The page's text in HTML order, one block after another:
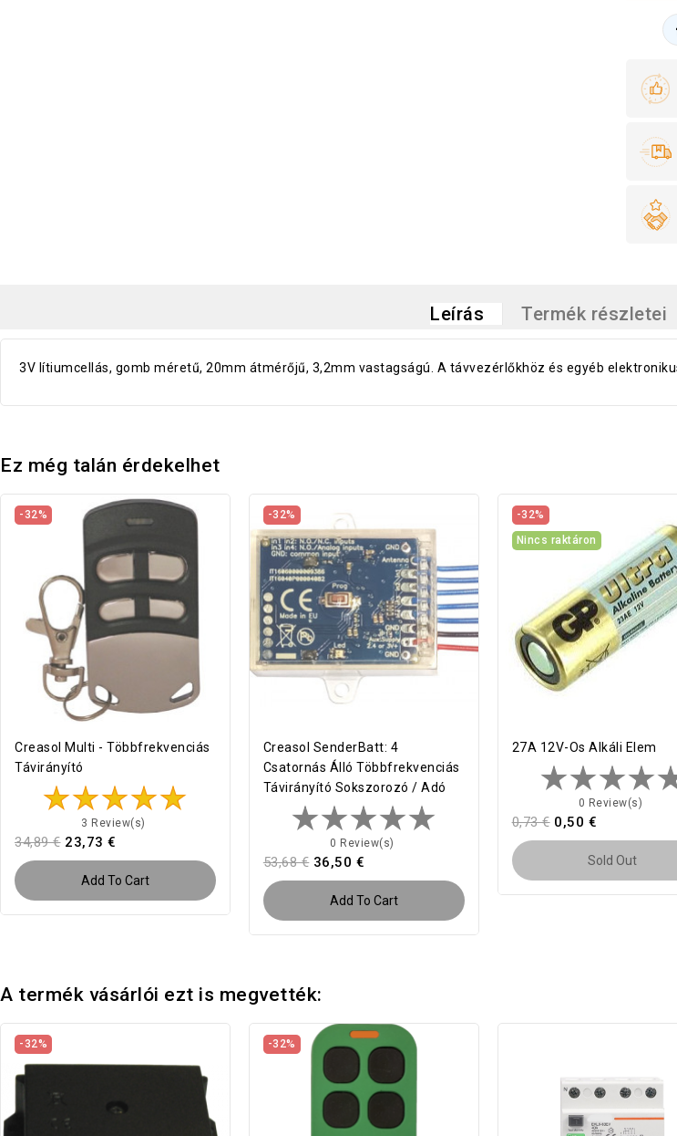
Leírás Termék részletei
3V lítiumcellás, gomb méretű, 20mm átmérőjű, 3,2mm vastagságú. A távvezérlőkhöz és egyéb
Ez még talán érdekelhet
Creasol Multi - Többfrekvenciás
Távirányító
3 Review(s)
34,89 € 23,73 €
Add To Cart
-32%
Creasol SenderBatt: 4
Csatornás Álló Többfrekvenciás
Távirányító Sokszorozó / Adó
0 Review(s)
53,68 € 36,50 €
Add To Cart
-32%
27A 12V-Os Alkáli Elem
0 Review(s)
0,73 € 0,50 €
Sold Out
-32%
Nincs raktáron
A termék vásárlói ezt is megvették:
-32% -32%